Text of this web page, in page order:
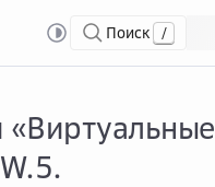
Поиск /
«Виртуальные